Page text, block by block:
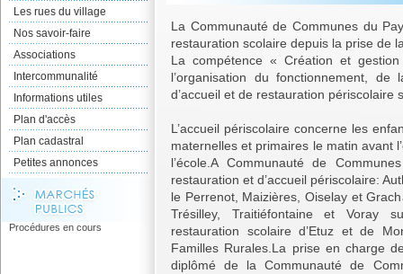
Les rues du village
Nos savoir-faire
Associations
Intercommunalité
Informations utiles
Plan d'accès
Plan cadastral
Petites annonces
Procédures en cours
La Communauté de Communes du
restauration scolaire depuis la prise de
La compétence « Création et
l’organisation du fonctionnement,
d’accueil et de restauration périscolaire
L’accueil périscolaire concerne les
maternelles et primaires le matin avant
l’école.A Communauté de
restauration et d’accueil périscolaire:
le Perrenot, Maizières, Oiselay et
Trésilley, Traitiéfontaine et Voray
restauration scolaire d’Etuz et de
Familles Rurales.La prise en charge
diplômé de la Communauté de